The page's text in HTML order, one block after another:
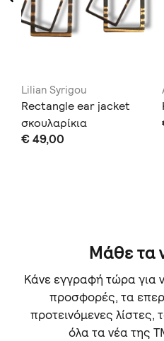
Lilian Syrigou
Rectangle ear jacket
σκουλαρίκια
€ 49,00
Μάθε τα
Κάνε εγγραφή τώρα για
προσφορές, τα
προτεινόμενες λίστες,
όλα τα νέα της